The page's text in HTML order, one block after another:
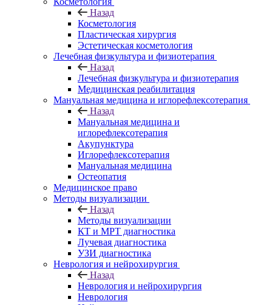
Назад
Косметология
Пластическая хирургия
Эстетическая косметология
Лечебная физкультура и физиотерапия
Назад
Лечебная физкультура и физиотерапия
Медицинская реабилитация
Мануальная медицина и иглорефлексотерапия
Назад
Мануальная медицина и
иглорефлексотерапия
Акупунктура
Иглорефлексотерапия
Мануальная медицина
Остеопатия
Медицинское право
Методы визуализации
Назад
Методы визуализации
КТ и МРТ диагностика
Лучевая диагностика
УЗИ диагностика
Неврология и нейрохирургия
Назад
Неврология и нейрохирургия
Неврология